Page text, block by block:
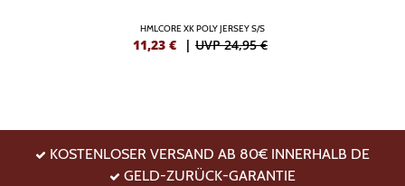
HMLCORE XK POLY JERSEY S/S
11,23 € | UVP 24,95 €
KOSTENLOSER VERSAND AB 80€ INNERHALB DE
GELD-ZURÜCK-GARANTIE